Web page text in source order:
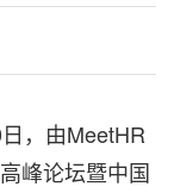
，由MeetHR
峰论坛暨中国